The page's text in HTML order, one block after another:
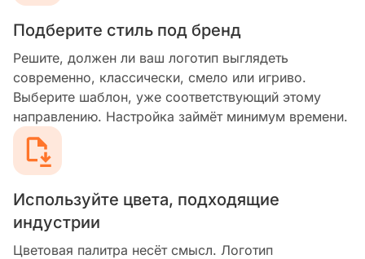
Подберите стиль под бренд
Решите, должен ли ваш логотип выглядеть
современно, классически, смело или игриво.
Выберите шаблон, уже соответствующий этому
направлению. Настройка займёт минимум времени.
Используйте цвета, подходящие
индустрии
Цветовая палитра несёт смысл. Логотип